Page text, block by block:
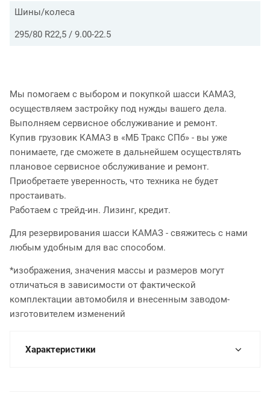
Шины/колеса
295/80 R22,5 / 9.00-22.5
Мы помогаем с выбором и покупкой шасси КАМАЗ,
осуществляем застройку под нужды вашего дела.
Выполняем сервисное обслуживание и ремонт.
Купив грузовик КАМАЗ в «МБ Тракс СПб» - вы уже
понимаете, где сможете в дальнейшем осуществлять
плановое сервисное обслуживание и ремонт.
Приобретаете уверенность, что техника не будет
простаивать.
Работаем с трейд-ин. Лизинг, кредит.
Для резервирования шасси КАМАЗ - свяжитесь с нами
любым удобным для вас способом.
*изображения, значения массы и размеров могут
отличаться в зависимости от фактической
комплектации автомобиля и внесенным заводом-
изготовителем изменений
Характеристики